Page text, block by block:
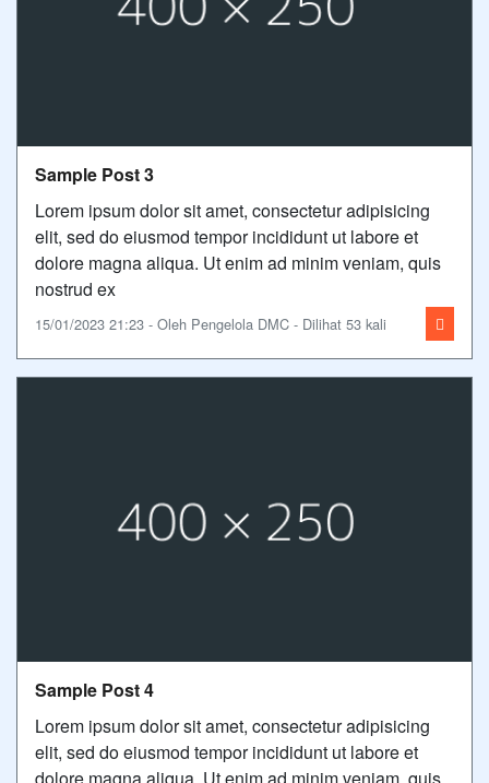
Sample Post 3
Lorem ipsum dolor sit amet, consectetur adipisicing
elit, sed do eiusmod tempor incididunt ut labore et
dolore magna aliqua. Ut enim ad minim veniam, quis
nostrud ex
15/01/2023 21:23 - Oleh Pengelola DMC - Dilihat 53 kali
Sample Post 4
Lorem ipsum dolor sit amet, consectetur adipisicing
elit, sed do eiusmod tempor incididunt ut labore et